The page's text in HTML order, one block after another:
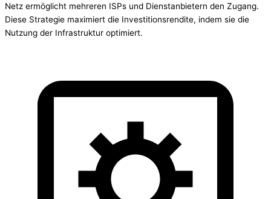
Netz ermöglicht mehreren ISPs und Dienstanbietern den Zugang.
Diese Strategie maximiert die Investitionsrendite, indem sie die
Nutzung der Infrastruktur optimiert.